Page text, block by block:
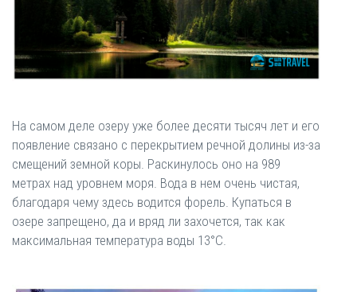
На самом деле озеру уже более десяти тысяч лет и его
появление связано с перекрытием речной долины из-за
смещений земной коры. Раскинулось оно на 989
метрах над уровнем моря. Вода в нем очень чистая,
благодаря чему здесь водится форель. Купаться в
озере запрещено, да и вряд ли захочется, так как
максимальная температура воды 13°С.